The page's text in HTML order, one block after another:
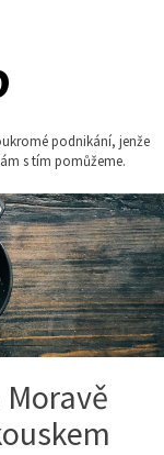
podnikání, jenže
s tím pomůžeme.